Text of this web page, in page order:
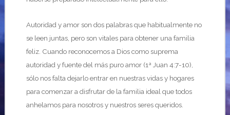
Autoridad y amor son dos palabras que habitualmente no
se leen juntas, pero son vitales para obtener una familia
feliz. Cuando reconocemos a Dios como suprema
autoridad y fuente del más puro amor (1ª Juan 4:7-10),
sólo nos falta dejarlo entrar en nuestras vidas y hogares
para comenzar a disfrutar de la familia ideal que todos
anhelamos para nosotros y nuestros seres queridos.